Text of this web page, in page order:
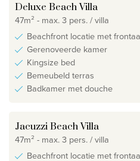
Deluxe Beach Villa
47m² - max. 3 pers. / villa
Beachfront locatie met
Gerenoveerde kamer
Kingsize bed
Bemeubeld terras
Badkamer met douche
Jacuzzi Beach Villa
47m² - max. 3 pers. / villa
Beachfront locatie met